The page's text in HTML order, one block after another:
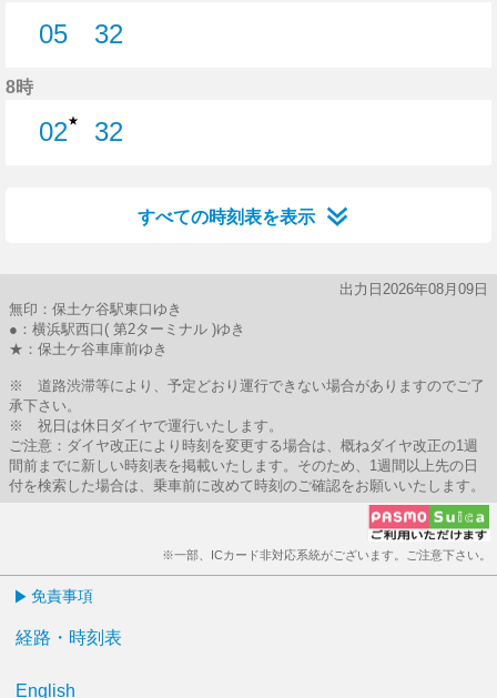
05
32
8時
02★
32
すべての時刻表を表示
出力日2026年08月09日
無印：保土ケ谷駅東口ゆき
●：横浜駅西口( 第2ターミナル )ゆき
★：保土ケ谷車庫前ゆき
※ 道路渋滞等により、予定どおり運行できない場合がありますのでご了
承下さい。
※ 祝日は休日ダイヤで運行いたします。
ご注意：ダイヤ改正により時刻を変更する場合は、概ねダイヤ改正の1週
間前までに新しい時刻表を掲載いたします。そのため、1週間以上先の日
付を検索した場合は、乗車前に改めて時刻のご確認をお願いいたします。
※一部、ICカード非対応系統がございます。ご注意下さい。
免責事項
経路・時刻表
English